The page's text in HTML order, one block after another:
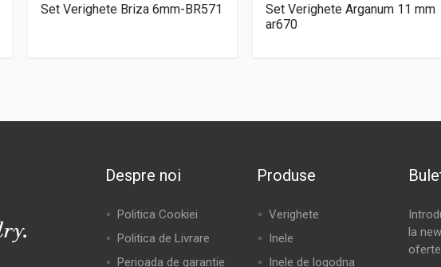
Set Verighete Briza 6mm-BR571
Set Verighete Arganum 11 mm
ar670
Despre noi
Politica Cookiei
Politica de Livrare
Perioada de garantie
Produse
Verighete
Inele
Inele de logodna
la